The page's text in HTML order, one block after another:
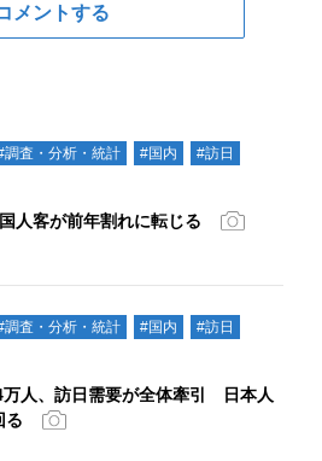
メントする
調査・分析・統計 #国内
#訪日
人客が前年割れに転じる
調査・分析・統計 #国内
#訪日
万人、訪日需要が全体牽引 日本人
る